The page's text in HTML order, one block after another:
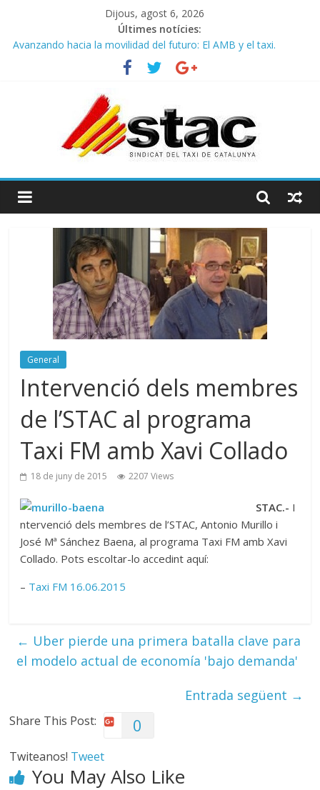
Dijous, agost 6, 2026
Últimes notícies:
Avanzando hacia la movilidad del futuro: El AMB y el taxi.
Programa de Radio TAXI LIBRE 29.07.2026 en COOLTURA FM.
STAC/ATC SOLICITAN TAULA TÈCNICA PARA MEJORAR LA
OPERATIVA DE ENTRADA EN EL PUERTO DE BARCELONA.
Programa de Radio TAXI LIBRE 22.07.2026 en COOLTURA FM.
Edición 385
COMUNICADO CONJUNTO STAC – ATC
General
Intervenció dels membres
de l’STAC al programa
Taxi FM amb Xavi Collado
18 de juny de 2015 2207 Views
STAC.- I
ntervenció dels membres de l’STAC,Antonio Murillo i
José Mª Sánchez Baena,al programa Taxi FM amb Xavi
Collado. Pots escoltar-lo accedint aquí:
– Taxi FM 16.06.2015
← Uber pierde una primera batalla clave para
el modelo actual de economía 'bajo demanda'
Entrada següent →
Share This Post: 0
Twiteanos! Tweet
You May Also Like